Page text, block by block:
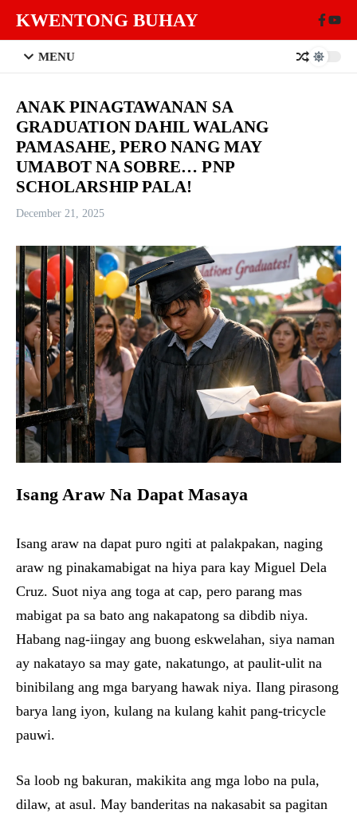
KWENTONG BUHAY
MENU
ANAK PINAGTAWANAN SA
GRADUATION DAHIL WALANG
PAMASAHE, PERO NANG MAY
UMABOT NA SOBRE… PNP
SCHOLARSHIP PALA!
December 21, 2025
Isang Araw Na Dapat Masaya
Isang araw na dapat puro ngiti at palakpakan, naging
araw ng pinakamabigat na hiya para kay Miguel Dela
Cruz. Suot niya ang toga at cap, pero parang mas
mabigat pa sa bato ang nakapatong sa dibdib niya.
Habang nag-iingay ang buong eskwelahan, siya naman
ay nakatayo sa may gate, nakatungo, at paulit-ulit na
binibilang ang mga baryang hawak niya. Ilang pirasong
barya lang iyon, kulang na kulang kahit pang-tricycle
pauwi.
Sa loob ng bakuran, makikita ang mga lobo na pula,
dilaw, at asul. May banderitas na nakasabit sa pagitan